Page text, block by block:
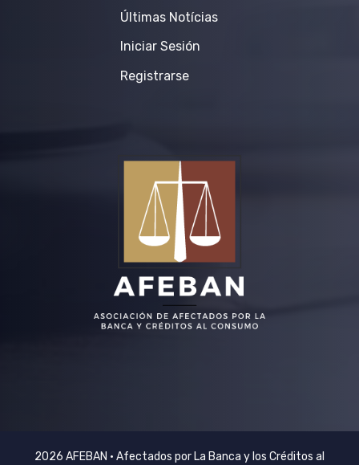
Últimas Notícias
Iniciar Sesión
Registrarse
2026 AFEBAN • Afectados por La Banca y los Créditos al